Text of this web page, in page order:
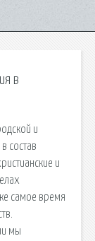
в
и
состав
и
самое время
мы